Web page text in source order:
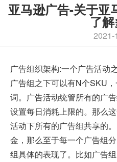
亚马逊广告-关于亚
了
2021-
广告组织架构:一个广告活动
广告组之下可以有N个SKU
词。广告活动统管所有的广
设置每日消耗上限的。那么
活动下所有的广告组共享的
金，那么至于每一个广告组
组具体的表现了。比如广告